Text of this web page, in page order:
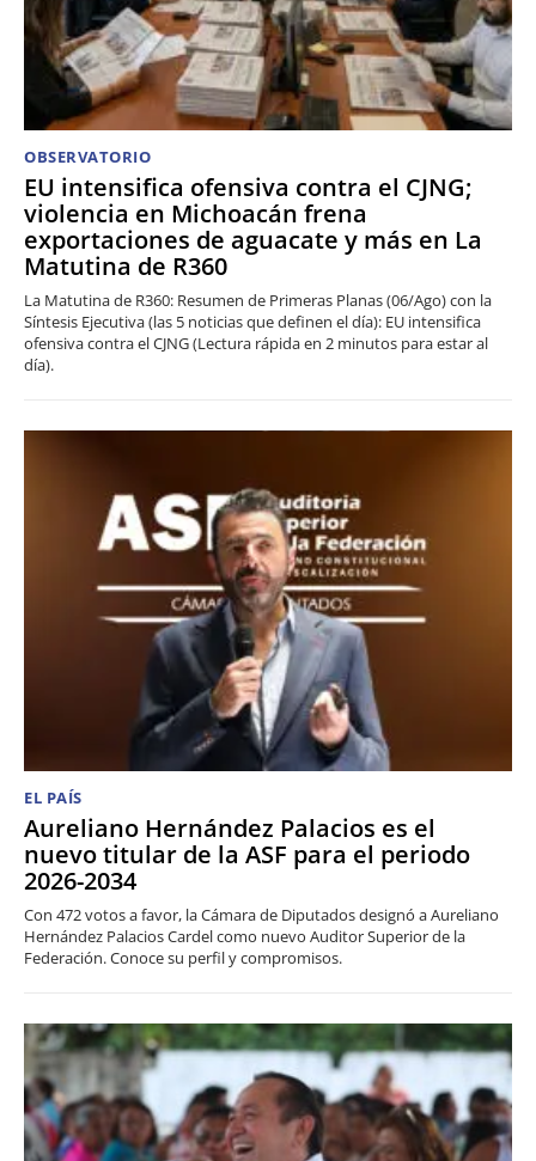
OBSERVATORIO
EU intensifica ofensiva contra el CJNG;
violencia en Michoacán frena
exportaciones de aguacate y más en La
Matutina de R360
La Matutina de R360: Resumen de Primeras Planas (06/Ago) con la
Síntesis Ejecutiva (las 5 noticias que definen el día): EU intensifica
ofensiva contra el CJNG (Lectura rápida en 2 minutos para estar al
día).
EL PAÍS
Aureliano Hernández Palacios es el
nuevo titular de la ASF para el periodo
2026-2034
Con 472 votos a favor, la Cámara de Diputados designó a Aureliano
Hernández Palacios Cardel como nuevo Auditor Superior de la
Federación. Conoce su perfil y compromisos.